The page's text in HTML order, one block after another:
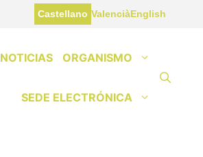
Castellano ValenciàEnglish
NOTICIAS ORGANISMO
SEDE ELECTRÓNICA